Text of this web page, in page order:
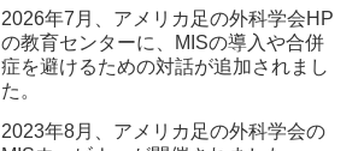
2026年7月、アメリカ足の外科学会HP
の教育センターに、MISの導入や合併
症を避けるための対話が追加されまし
た。
2023年8月、アメリカ足の外科学会の